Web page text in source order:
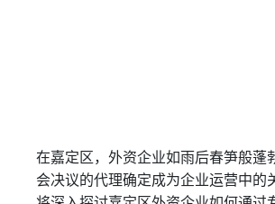
在嘉定区，外资企业如雨后春笋般蓬
会决议的代理确定成为企业运营中的